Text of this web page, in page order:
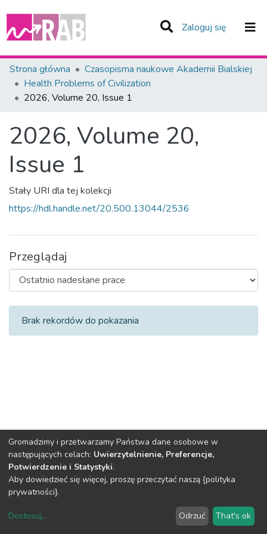
Zaloguj się (current)
Zespoły i Kolekcje
Statystyka
Strona główna
Czasopisma naukowe Akademii Bialskiej
Health Problems of Civilization
2026, Volume 20, Issue 1
2026, Volume 20,
Issue 1
Stały URI dla tej kolekcji
https://hdl.handle.net/20.500.13044/2536
Przeglądaj
Ostatnio nadesłane prace
Brak rekordów do pokazania
DSpace software
Repozytorium
dostępności
plików
cookie
Gromadzimy i przetwarzamy Państwa dane osobowe w
następujących celach: Uwierzytelnienie, Preferencje,
Potwierdzenie i Statystyki.
Aby dowiedzieć się więcej, proszę przeczytać naszą {polityka
prywatności}.
Dostosuj... Odrzuć That's ok